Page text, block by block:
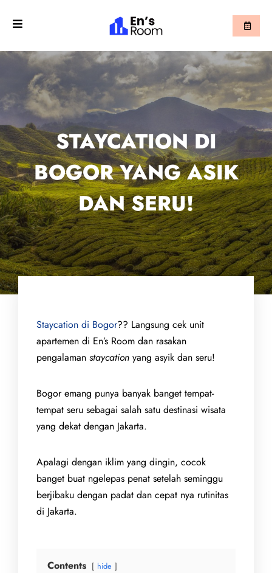
STAYCATION DI
BOGOR YANG ASIK
DAN SERU!
Staycation di Bogor?? Langsung cek unit
apartemen di En’s Room dan rasakan
pengalaman staycation yang asyik dan seru!
Bogor emang punya banyak banget tempat-
tempat seru sebagai salah satu destinasi wisata
yang dekat dengan Jakarta.
Apalagi dengan iklim yang dingin, cocok
banget buat ngelepas penat setelah seminggu
berjibaku dengan padat dan cepat nya rutinitas
di Jakarta.
Contents hide